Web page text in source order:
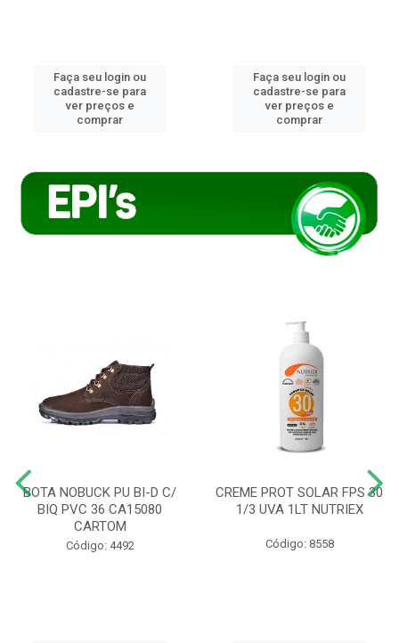
Faça seu login ou
cadastre-se para
ver preços e
comprar
Faça seu login ou
cadastre-se para
ver preços e
comprar
BOTA NOBUCK PU BI-D C/
BIQ PVC 36 CA15080
CARTOM
Código: 4492
CREME PROT SOLAR FPS 30
1/3 UVA 1LT NUTRIEX
Código: 8558